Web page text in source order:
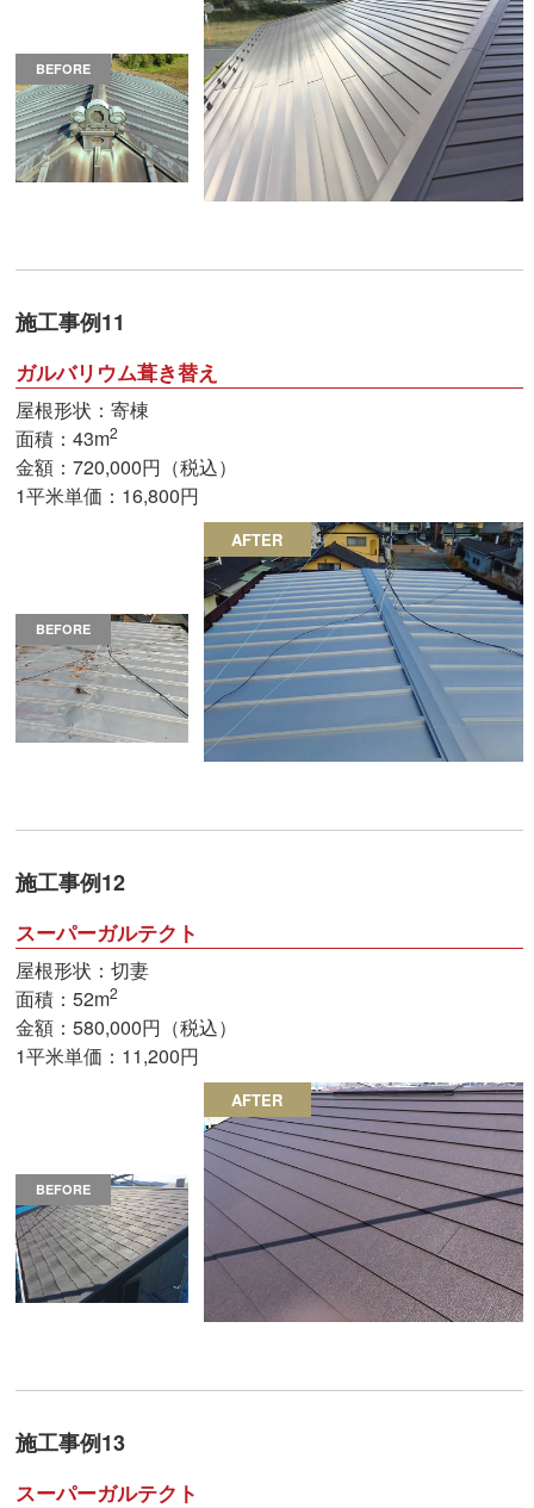
BEFORE
施工事例11
ガルバリウム葺き替え
屋根形状：寄棟
面積：43m2
金額：720,000円（税込）
1平米単価：16,800円
BEFORE
AFTER
施工事例12
スーパーガルテクト
屋根形状：切妻
面積：52m2
金額：580,000円（税込）
1平米単価：11,200円
BEFORE
AFTER
施工事例13
スーパーガルテクト